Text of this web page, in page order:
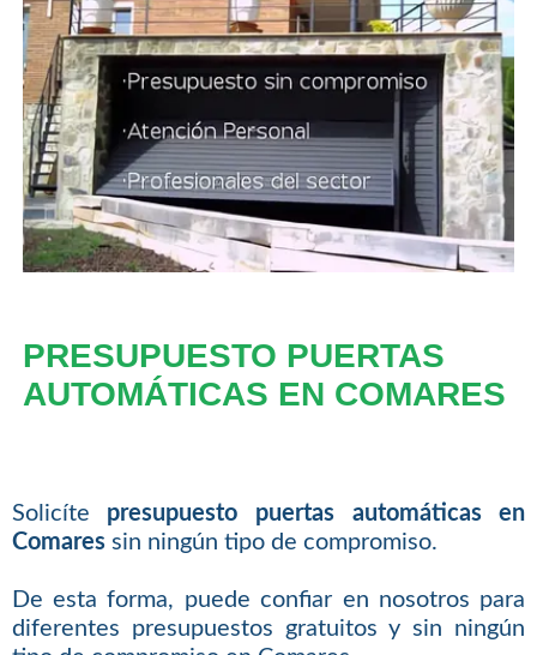
PRESUPUESTO PUERTAS
AUTOMÁTICAS EN COMARES
Solicíte presupuesto puertas automáticas en
Comaressin ningún tipo de compromiso.
De esta forma, puede confiar en nosotros para
diferentes presupuestos gratuitos y sin ningún